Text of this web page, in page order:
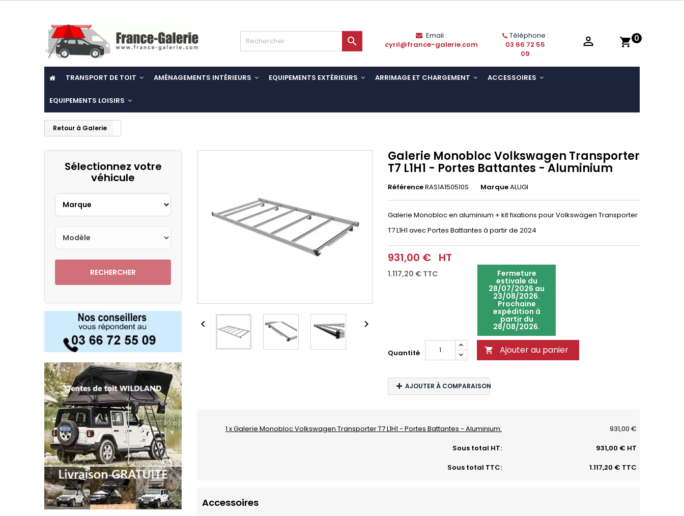
shopping_cart 0

Email :
cyril@france-galerie.com
Téléphone :
03 66 72 55
09

TRANSPORT DE TOIT AMÉNAGEMENTS INTÉRIEURS EQUIPEMENTS EXTÉRIEURS ARRIMAGE ET CHARGEMENT ACCESSOIRES
EQUIPEMENTS LOISIRS
Retour à Galerie
Sélectionnez votre
véhicule
RECHERCHER
 
Galerie Monobloc Volkswagen Transporter
T7 L1H1 - Portes Battantes - Aluminium
RéférenceRAS1A150510S MarqueALUGI
Galerie Monobloc en aluminium + kit fixations pour Volkswagen Transporter
T7 L1H1 avec Portes Battantes à partir de 2024
931,00 € HT
1.117,20 € TTC Fermeture
estivale du
28/07/2026 au
23/08/2026.
Prochaine
expédition à
partir du
28/08/2026.
Quantité  Ajouter au panier
AJOUTER À COMPARAISON
1 x Galerie Monobloc Volkswagen Transporter T7 L1H1 - Portes Battantes - Aluminium:
931,00 €
Sous total HT:
931,00 € HT
Sous total TTC:
1.117,20 € TTC
Accessoires